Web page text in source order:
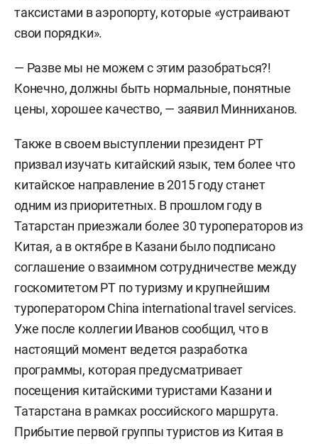
таксистами в аэропорту, которые «устраивают
свои порядки».
— Разве мы не можем с этим разобраться?!
Конечно, должны быть нормальные, понятные
цены, хорошее качество, — заявил Минниханов.
Также в своем выступлении президент РТ
призвал изучать китайский язык, тем более что
китайское направление в 2015 году станет
одним из приоритетных. В прошлом году в
Татарстан приезжали более 30 туроператоров из
Китая, а в октябре в Казани было подписано
соглашение о взаимном сотрудничестве между
госкомитетом РТ по туризму и крупнейшим
туроператором China international travel services.
Уже после коллегии Иванов сообщил, что в
настоящий момент ведется разработка
программы, которая предусматривает
посещения китайскими туристами Казани и
Татарстана в рамках российского маршрута.
Прибытие первой группы туристов из Китая в